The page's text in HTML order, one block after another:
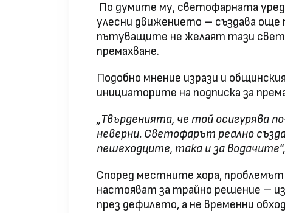
По думите му, светофарната
улесни движението – създава още
пътуващите не желаят тази
премахване.
Подобно мнение изрази и
инициаторите на подписка за
„Твърденията, че той осигурява
неверни. Светофарът реално
пешеходците, така и за водачите
Според местните хора, проблемът
настояват за трайно решение –
през дефилето, а не временни